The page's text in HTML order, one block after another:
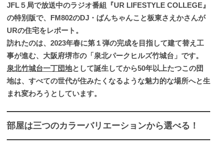
JFL５局で放送中のラジオ番組『UR LIFESTYLE COLLEGE』
の特別版で、FM802のDJ・ばんちゃんこと板東さえかさんが
URの住宅をレポート。
訪れたのは、2023年春に第１弾の完成を目指して建て替え工
事が進む、大阪府堺市の「泉北パークヒルズ竹城台」です。
泉北竹城台一丁団地として誕生してから50年以上たつこの団
地は、すべての世代が住みたくなるような魅力的な場所へと生
まれ変わろうとしています。
部屋は三つのカラーバリエーションから選べる！